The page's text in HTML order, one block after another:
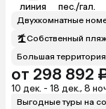
линия пес./гал.
Двухкомнатные
Собственный
Большая территория
от 298 892
10 дек. - 18 дек., 8
Выгодные туры на